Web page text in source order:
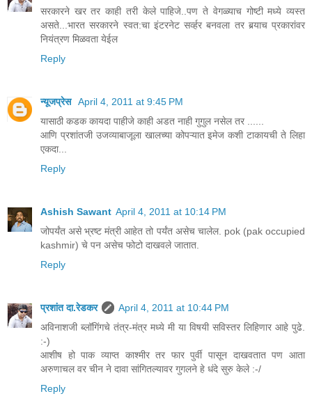
सरकारने खर तर काही तरी केले पाहिजे..पण ते वेगळ्याच गोष्टी मध्ये व्यस्त
असते...भारत सरकारने स्वत:चा इंटरनेट सर्व्हर बनवला तर बर्‍याच प्रकारांवर
नियंत्रण मिळवता येईल
Reply
न्यूजप्रेस April 4, 2011 at 9:45 PM
यासाठी कडक कायदा पाहीजे काही अडत नाही गुगुल नसेल तर ......
आणि प्रशांतजी उजव्याबाजूला खालच्या कोपऱ्यात इमेज कशी टाकायची ते लिहा
एकदा...
Reply
Ashish Sawant April 4, 2011 at 10:14 PM
जोपर्यंत असे भ्रष्ट मंत्री आहेत तो पर्यंत असेच चालेल. pok (pak occupied
kashmir) चे पन असेच फोटो दाखवले जातात.
Reply
प्रशांत दा.रेडकर
April 4, 2011 at 10:44 PM
अविनाशजी ब्लॉगिंगचे तंत्र-मंत्र मध्ये मी या विषयी सविस्तर लिहिणार आहे पुढे.
:-)
आशीष हो पाक व्याप्त काश्मीर तर फार पुर्वी पासून दाखवतात पण आता
अरुणाचल वर चीन ने दावा सांगितल्यावर गुगलने हे धंदे सुरु केले :-/
Reply